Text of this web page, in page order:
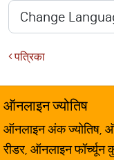
पत्रिका
ऑनलाइन ज्योतिष
ऑनलाइन अंक ज्योतिष,
रीडर, ऑनलाइन